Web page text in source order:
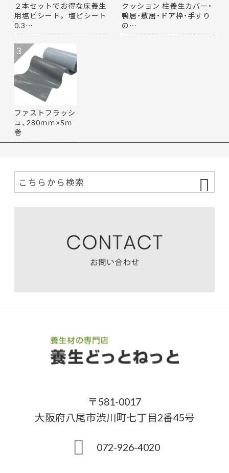
２本セットでお得な床養生
用塩ビシート。 塩ビシート
0.3…
クッション 柱養生カバー・
鴨居・敷居・ドア枠・手すり
の…
ファストフラッシ
ュ、280ｍｍ×5ｍ
巻
3
〒581-0017
大阪府八尾市渋川町七丁目2番45号
072-926-4020